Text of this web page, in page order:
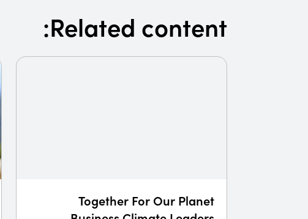
Related content:
Together For Our Planet